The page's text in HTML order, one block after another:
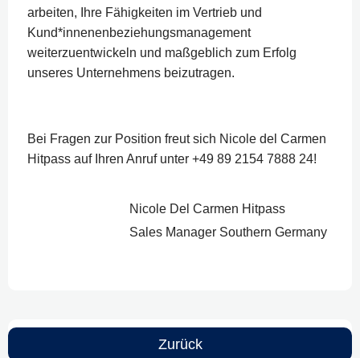
Zurück
arbeiten, Ihre Fähigkeiten im Vertrieb und
Kund*innenenbeziehungsmanagement
weiterzuentwickeln und maßgeblich zum Erfolg
unseres Unternehmens beizutragen.
Bei Fragen zur Position freut sich Nicole del Carmen
Hitpass auf Ihren Anruf unter +49 89 2154 7888 24!
Nicole Del Carmen Hitpass
Sales Manager Southern Germany